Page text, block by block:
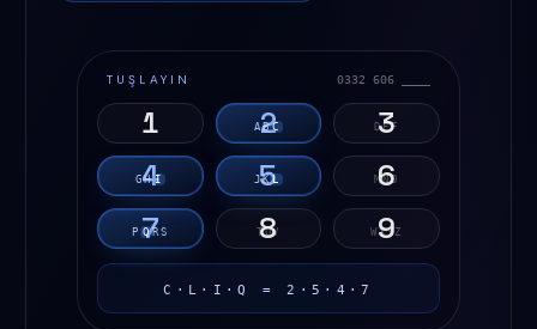
TUŞLAYIN 0332 606 ____
1 2
AB C 3
DEF
4
GH I 5
JK L 6
MNO
7
P Q RS 8
TUV 9
WXYZ
C·L·I·Q = 2·5·4·7